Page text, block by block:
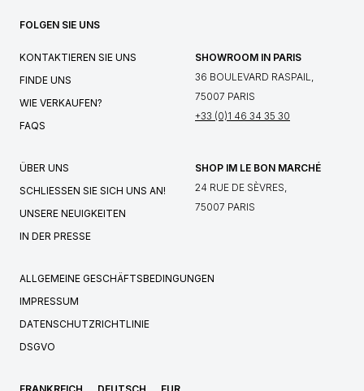
FOLGEN SIE UNS
KONTAKTIEREN SIE UNS
FINDE UNS
WIE VERKAUFEN?
FAQS
SHOWROOM IN PARIS
36 BOULEVARD RASPAIL,
75007 PARIS
+33 (0)1 46 34 35 30
ÜBER UNS
SCHLIESSEN SIE SICH UNS AN!
UNSERE NEUIGKEITEN
IN DER PRESSE
SHOP IM LE BON MARCHÉ
24 RUE DE SÈVRES,
75007 PARIS
ALLGEMEINE GESCHÄFTSBEDINGUNGEN
IMPRESSUM
DATENSCHUTZRICHTLINIE
DSGVO